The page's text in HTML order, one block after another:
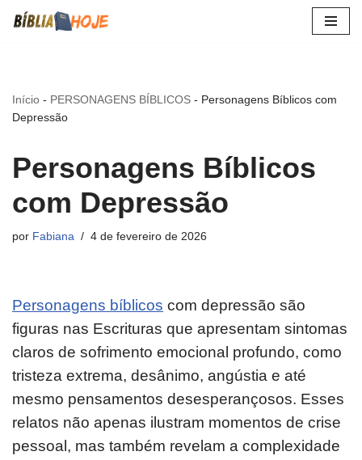
conteúdo
Início - PERSONAGENS BÍBLICOS - Personagens Bíblicos com
Depressão
Personagens Bíblicos
com Depressão
por Fabiana 4 de fevereiro de 2026
Personagens bíblicos com depressão são
figuras nas Escrituras que apresentam sintomas
claros de sofrimento emocional profundo, como
tristeza extrema, desânimo, angústia e até
mesmo pensamentos desesperançosos. Esses
relatos não apenas ilustram momentos de crise
pessoal, mas também revelam a complexidade